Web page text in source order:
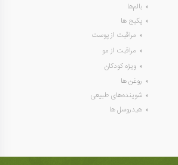
بالم‌ها
پکیج ها
مراقبت از پوست
مراقبت از مو
ویژه کودکان
روغن ها
شوینده‌های طبیعی
هیدروسل ها